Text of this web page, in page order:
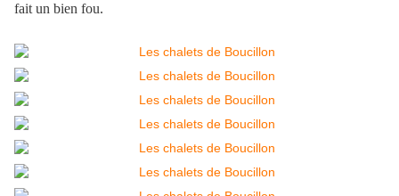
fait un bien fou.